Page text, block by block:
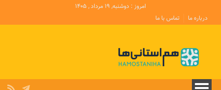
امروز : دوشنبه, ۱۹ مرداد , ۱۴۰۵
درباره ما
تماس با ما